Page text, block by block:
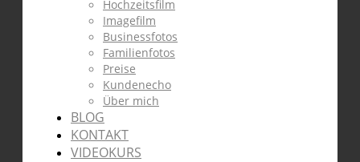
Hochzeitsfilm
Imagefilm
Businessfotos
Familienfotos
Preise
Kundenecho
Über mich
BLOG
KONTAKT
VIDEOKURS